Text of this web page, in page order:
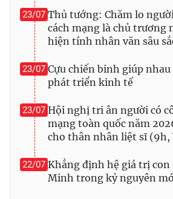
23/07 Thủ tướng: Chăm lo
cách mạng là chủ trương
hiện tính nhân văn sâu
23/07 Cựu chiến binh giúp
phát triển kinh tế
23/07 Hội nghị tri ân người có
mạng toàn quốc năm
cho thân nhân liệt sĩ (9h,
22/07 Khẳng định hệ giá trị con
Minh trong kỷ nguyên